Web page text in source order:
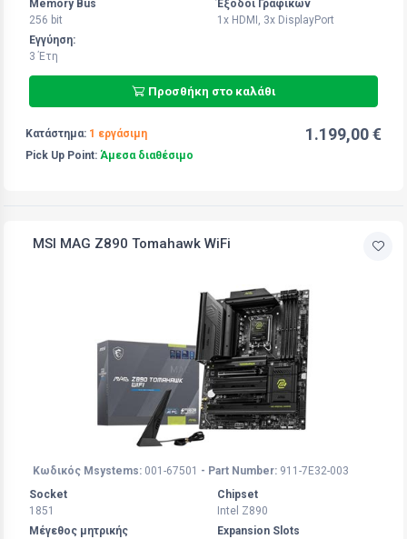
Memory Bus
256 bit
Έξοδοι Γραφικών
1x HDMI, 3x DisplayPort
Εγγύηση:
3 Έτη
Προσθήκη στο καλάθι
Κατάστημα: 1 εργάσιμη
Pick Up Point: Άμεσα διαθέσιμο
1.199,00 €
MSI MAG Z890 Tomahawk WiFi
Κωδικός Msystems: 001-67501 - Part Number: 911-7E32-003
Socket
1851
Chipset
Intel Z890
Μέγεθος μητρικής
Expansion Slots